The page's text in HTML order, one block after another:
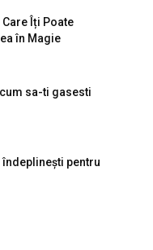
Îți Poate
în Magie
sa-ti gasesti
pentru